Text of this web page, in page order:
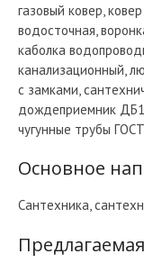
газовый ковер,
водосточная,
каболка
канализационный,
с замками,
дождеприемник ДБ1,
чугунные трубы
Основное
Сантехника,